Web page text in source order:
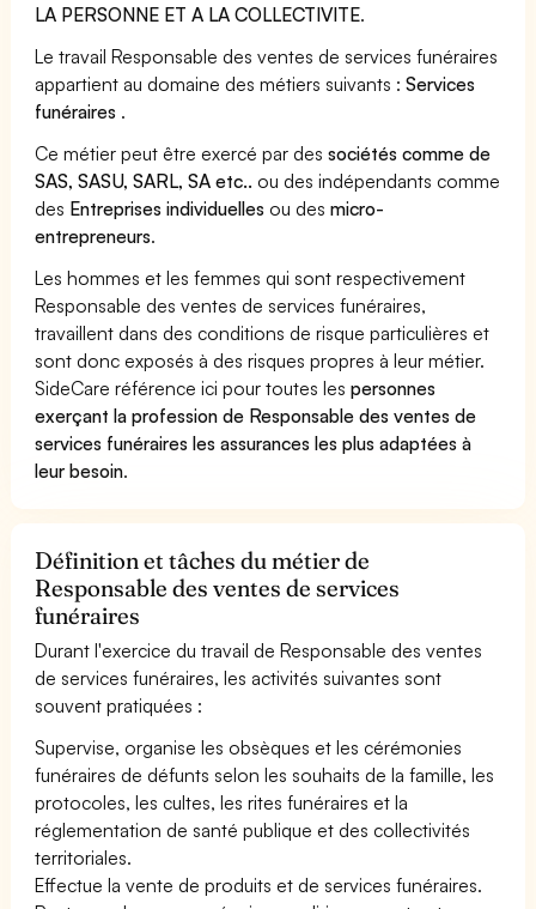
LA PERSONNE ET A LA COLLECTIVITE.
Le travail Responsable des ventes de services funéraires
appartient au domaine des métiers suivants :Services
funéraires .
Ce métier peut être exercé par dessociétés comme de
SAS, SASU, SARL, SA etc.. ou des indépendants comme
des Entreprises individuelles ou desmicro-
entrepreneurs.
Les hommes et les femmes qui sont respectivement
Responsable des ventes de services funéraires,
travaillent dans des conditions de risque particulières et
sont donc exposés à des risques propres à leur métier.
SideCare référence ici pour toutes lespersonnes
exerçant la profession de Responsable des ventes de
services funéraires les assurances les plus adaptées à
leur besoin.
Définition et tâches du métier de
Responsable des ventes de services
funéraires
Durant l'exercice du travail de Responsable des ventes
de services funéraires, les activités suivantes sont
souvent pratiquées :
Supervise, organise les obsèques et les cérémonies
funéraires de défunts selon les souhaits de la famille, les
protocoles, les cultes, les rites funéraires et la
réglementation de santé publique et des collectivités
territoriales.
Effectue la vente de produits et de services funéraires.